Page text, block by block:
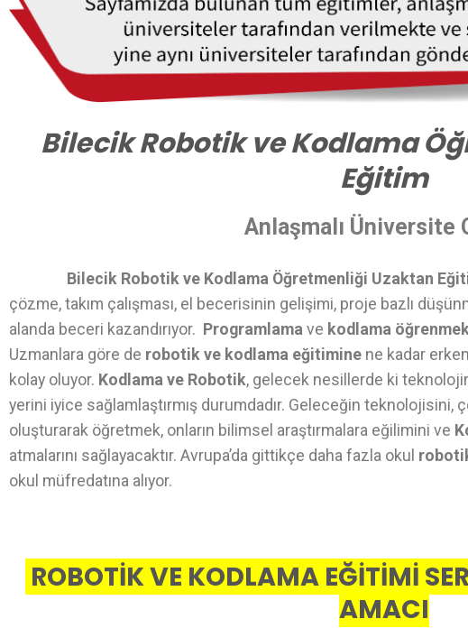
Bilecik Robotik ve Kodlama
Eğitim
Anlaşmalı Üniversite
Bilecik Robotik ve Kodlama Öğretmenliği Uzaktan
çözme, takım çalışması, el becerisinin gelişimi, proje bazlı
alanda beceri kazandırıyor. Programlama ve kodlama öğrenmek
Uzmanlara göre de robotik ve kodlama eğitimine ne kadar
kolay oluyor. Kodlama ve Robotik, gelecek nesillerde ki
yerini iyice sağlamlaştırmış durumdadır. Geleceğin teknolojisini,
oluşturarak öğretmek, onların bilimsel araştırmalara eğilimini ve
atmalarını sağlayacaktır. Avrupa’da gittikçe daha fazla okul
okul müfredatına alıyor.
ROBOTİK VE KODLAMA EĞİTİMİ
AMACI